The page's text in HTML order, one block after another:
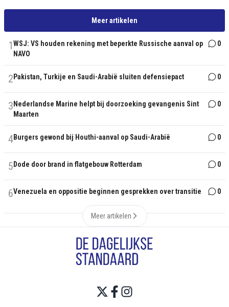
Meer artikelen
1WSJ: VS houden rekening met beperkte Russische aanval op
NAVO
0
2 Pakistan, Turkije en Saudi-Arabië sluiten defensiepact 0
3 Nederlandse Marine helpt bij doorzoeking gevangenis Sint
Maarten
0
4Burgers gewond bij Houthi-aanval op Saudi-Arabië 0
5 Dode door brand in flatgebouw Rotterdam 0
6Venezuela en oppositie beginnen gesprekken over transitie 0
Meer artikelen